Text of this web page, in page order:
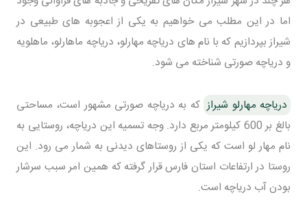
اما در این مطلب می خواهیم به یکی از اعجوبه های طبیعی در
شیراز بپردازیم که با نام های دریاچه مهارلو، دریاچه ماهارلو، ماهلویه
و دریاچه صورتی شناخته می شود.
دریاچه مهارلو شیراز که به دریاچه صورتی مشهور است، مساحتی
بالغ بر 600 کیلومتر مربع دارد. وجه تسمیه این دریاچه، روستایی به
نام مهار لو است که یکی از روستاهای دیدنی به شمار می رود. این
روستا در ارتفاعات استان فارس قرار گرفته که همین امر سبب سرشار
بودن آب دریاچه است.